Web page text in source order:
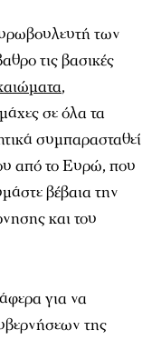
των
τις βασικές
,
σε όλα τα
συμπαρασταθεί
από το Ευρώ, που
βέβαια την
και του
για να
της